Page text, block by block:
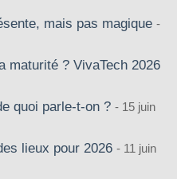
mais pas magique
maturité ? VivaTech 2026
quoi parle-t-on ?
15 juin
lieux pour 2026
11 juin